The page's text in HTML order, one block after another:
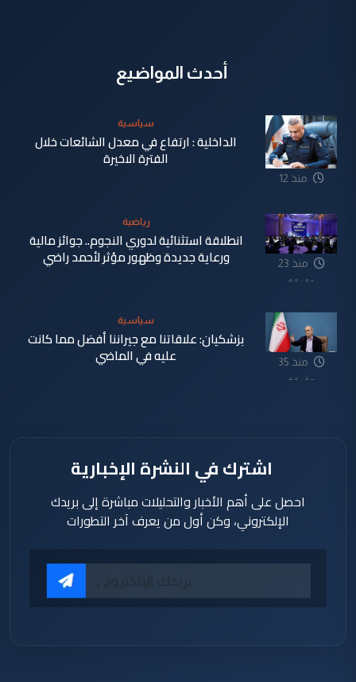
أحدث المواضيع
منذ 12
سياسية
الداخلية : ارتفاع في معدل الشائعات خلال
الفترة الاخيرة
منذ 23
دقيقة
رياضية
انطلاقة استثنائية لدوري النجوم.. جوائز مالية
ورعاية جديدة وظهور مؤثر لأحمد راضي
منذ 35
دقيقة
سياسية
بزشكيان: علاقاتنا مع جيراننا أفضل مما كانت
عليه في الماضي
اشترك في النشرة الإخبارية
احصل على أهم الأخبار والتحليلات مباشرة إلى بريدك
الإلكتروني، وكن أول من يعرف آخر التطورات